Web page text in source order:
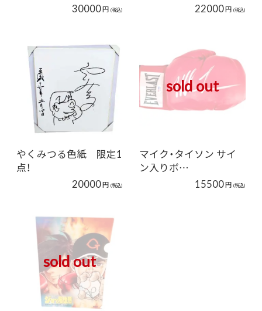
30000円 (税込) 22000円 (税込)
やくみつる色紙 限定1
点！
20000円 (税込)
sold out
マイク・タイソン サイ
ン入りボ…
15500円 (税込)
sold out